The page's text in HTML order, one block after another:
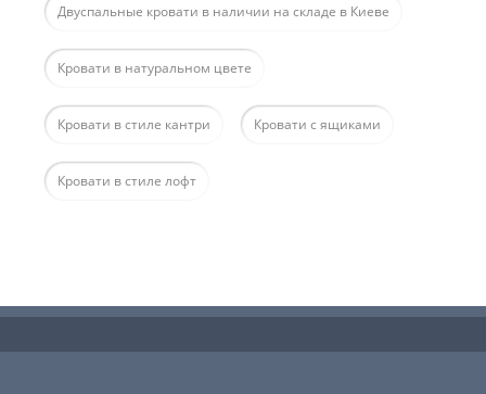
Двуспальные кровати в наличии на складе в Киеве
Кровати в натуральном цвете
Кровати в стиле кантри Кровати с ящиками
Кровати в стиле лофт